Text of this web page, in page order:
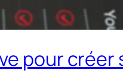
pour créer